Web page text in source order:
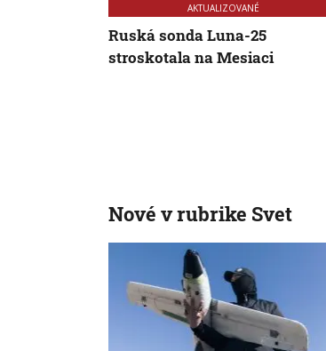
AKTUALIZOVANÉ
Ruská sonda Luna-25
stroskotala na Mesiaci
Nové v rubrike Svet